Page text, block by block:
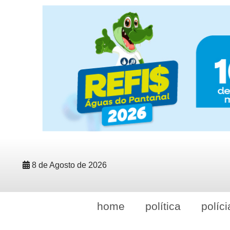
8 de Agosto de 2026
home política